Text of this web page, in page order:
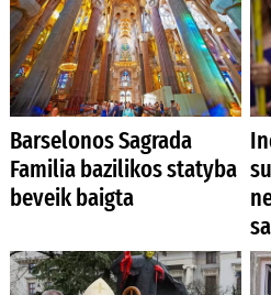
Barselonos Sagrada
Familia bazilikos statyba
beveik baigta